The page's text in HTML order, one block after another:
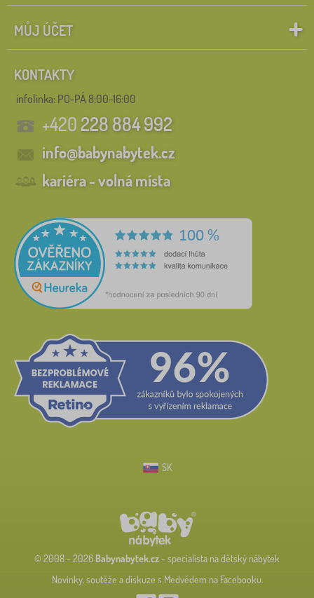
MŮJ ÚČET
KONTAKTY
infolinka: PO-PÁ 8:00-16:00
+420228 884 992
info@babynabytek.cz
kariéra - volná místa
SK
© 2008 - 2026 Babynabytek.cz- specialista na dětský nábytek
Novinky, soutěže a diskuze s Medvědem na Facebooku.